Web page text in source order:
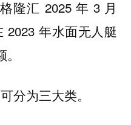
隆汇 2025 年 3 月
2023 年水面无人艇
分为三大类。